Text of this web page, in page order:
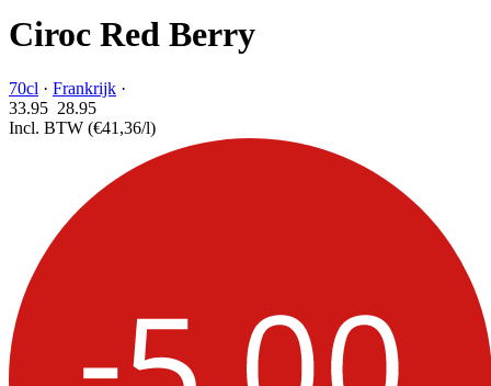
Ciroc Red Berry
70cl · Frankrijk ·
33.95 28.95
Incl. BTW (€41,36/l)